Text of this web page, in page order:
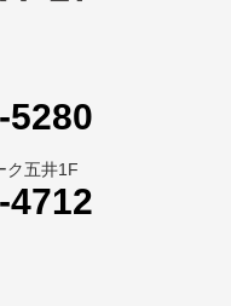
5280
五井1F
4712